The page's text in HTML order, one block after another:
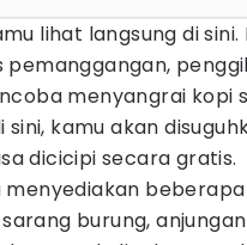
lihat langsung di sini.
menyangrai kopi
kamu akan
dicicipi secara gratis.
menyediakan
burung,